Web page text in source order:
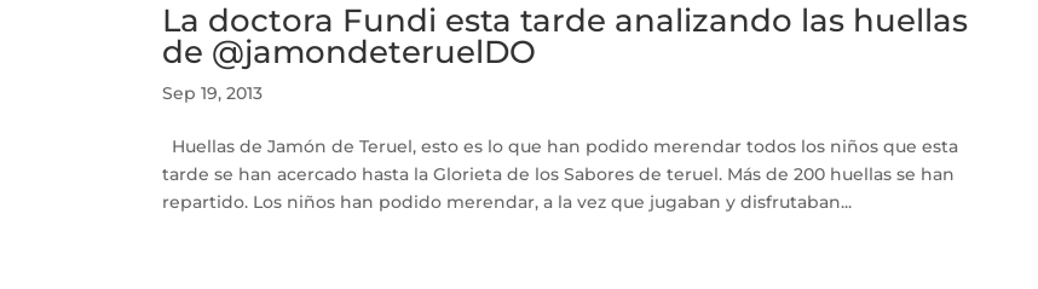
La doctora Fundi esta tarde analizando las huellas
de @jamondeteruelDO
Sep 19, 2013
Huellas de Jamón de Teruel, esto es lo que han podido merendar todos los niños que esta
tarde se han acercado hasta la Glorieta de los Sabores de teruel. Más de 200 huellas se han
repartido. Los niños han podido merendar, a la vez que jugaban y disfrutaban...